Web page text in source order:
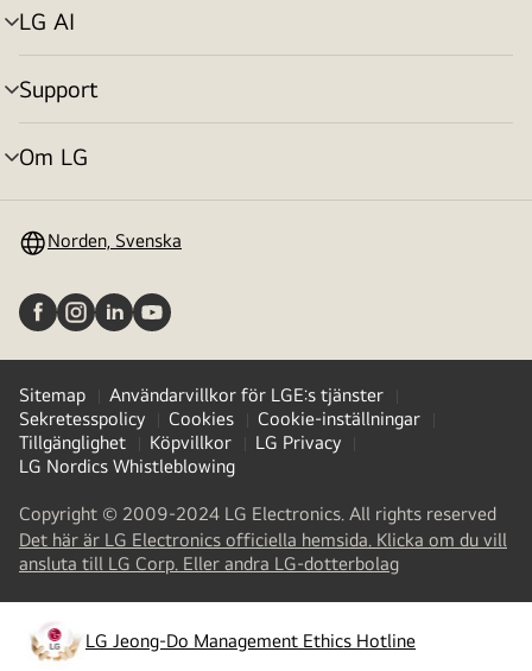
LG AI
menyväxling
Support
menyväxling
Om LG
menyväxling
Norden, Svenska
Sitemap
Användarvillkor för LGE:s tjänster
Sekretesspolicy
Cookies
Cookie-inställningar
Tillgänglighet
Köpvillkor
LG Privacy
LG Nordics Whistleblowing
Copyright © 2009-2024 LG Electronics. All rights reserved
Det här är LG Electronics officiella hemsida. Klicka om du vill
ansluta till LG Corp. Eller andra LG-dotterbolag(
a
new
tab
LG Jeong-Do Management Ethics Hotline
opens